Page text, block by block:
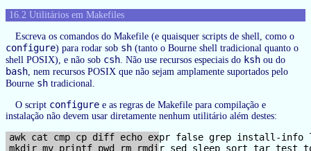
16.2 Utilitários em Makefiles
Escreva os comandos do Makefile (e quaisquer scripts de shell, como o
configure) para rodar sob sh (tanto o Bourne shell tradicional quanto o
shell POSIX), e não sob csh. Não use recursos especiais do ksh ou do
bash, nem recursos POSIX que não sejam amplamente suportados pelo
Bourne sh tradicional.
O script configure e as regras de Makefile para compilação e
instalação não devem usar diretamente nenhum utilitário além destes:
awk cat cmp cp diff echo expr false grep install-